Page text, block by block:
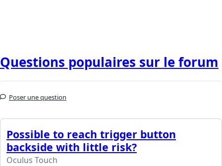
Questions populaires sur le forum
Poser une question
Possible to reach trigger button
backside with little risk?
Oculus Touch